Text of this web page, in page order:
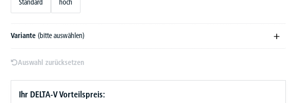
Standard hoch
Variante (bitte auswählen)
Auswahl zurücksetzen
Ihr DELTA-V Vorteilspreis: